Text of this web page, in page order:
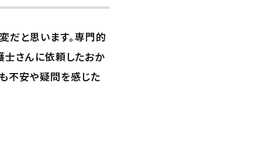
だと思います。専門的
士さんに依頼したおか
不安や疑問を感じた